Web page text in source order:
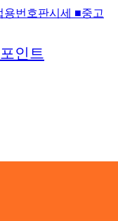
번호판시세 ■중고
인트